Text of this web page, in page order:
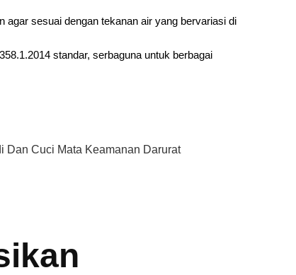
agar sesuai dengan tekanan air yang bervariasi di
standar, serbaguna untuk berbagai
Dan Cuci Mata Keamanan Darurat